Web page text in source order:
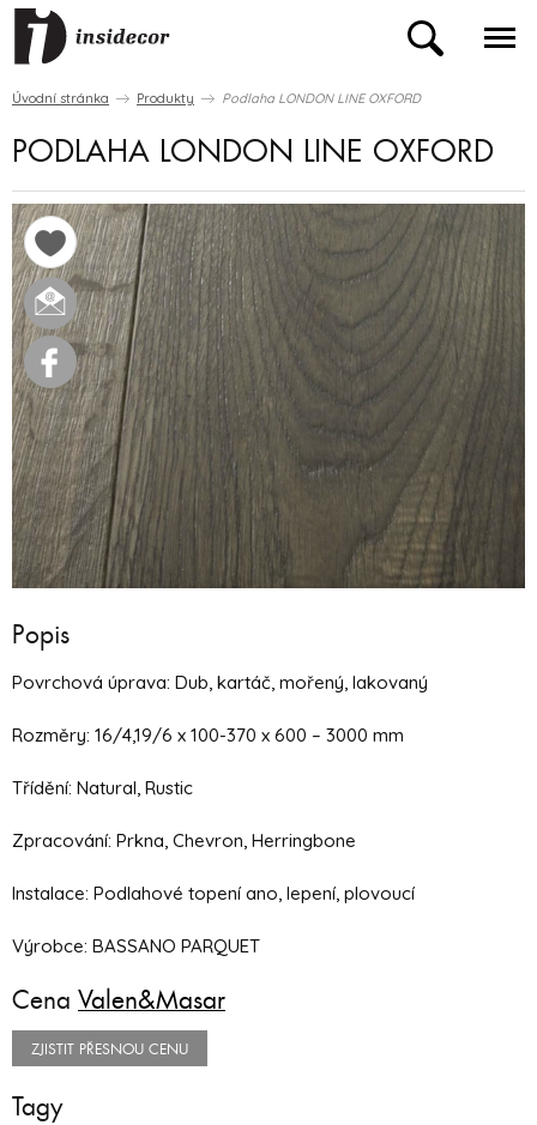
Úvodní stránka Produkty Podlaha LONDON LINE OXFORD
PODLAHA LONDON LINE OXFORD
Popis
Povrchová úprava: Dub, kartáč, mořený, lakovaný
Rozměry: 16/4,19/6 x 100-370 x 600 – 3000 mm
Třídění: Natural, Rustic
Zpracování: Prkna, Chevron, Herringbone
Instalace: Podlahové topení ano, lepení, plovoucí
Výrobce: BASSANO PARQUET
Cena Valen&Masar
ZJISTIT PŘESNOU CENU
Tagy